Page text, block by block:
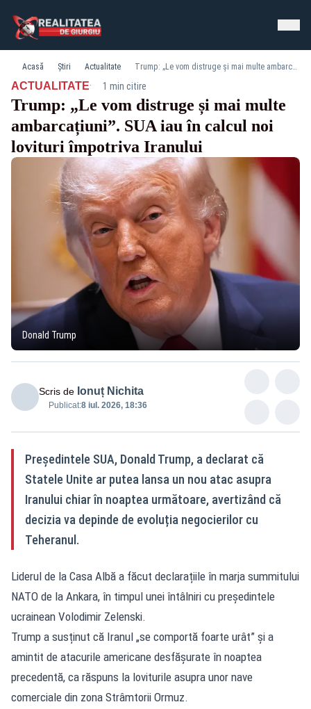
Acasă Știri Actualitate Trump: „Le vom distruge și mai multe ambarcațiuni”. SUA iau în calcul noi lovituri împotriva Iranului
ACTUALITATE· 1 min citire
Trump: „Le vom distruge și mai multe
ambarcațiuni”. SUA iau în calcul noi
lovituri împotriva Iranului
Donald Trump
Scris de Ionuț Nichita
Publicat:8 iul. 2026, 18:36
Președintele SUA, Donald Trump, a declarat că
Statele Unite ar putea lansa un nou atac asupra
Iranului chiar în noaptea următoare, avertizând că
decizia va depinde de evoluția negocierilor cu
Teheranul.
Liderul de la Casa Albă a făcut declarațiile în marja summitului
NATO de la Ankara, în timpul unei întâlniri cu președintele
ucrainean Volodimir Zelenski.
Trump a susținut că Iranul „se comportă foarte urât” și a
amintit de atacurile americane desfășurate în noaptea
precedentă, ca răspuns la loviturile asupra unor nave
comerciale din zona Strâmtorii Ormuz.